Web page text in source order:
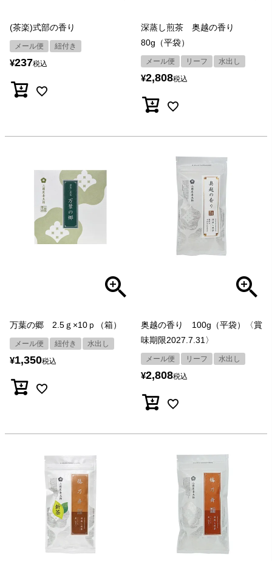
(茶楽)式部の香り
メール便 紐付き
¥237税込
深蒸し煎茶 奥越の香り
80g（平袋）
メール便 リーフ 水出し
¥2,808税込
万葉の郷 2.5ｇ×10ｐ（箱）
メール便 紐付き 水出し
¥1,350税込
奥越の香り 100g（平袋）〈賞
味期限2027.7.31〉
メール便 リーフ 水出し
¥2,808税込